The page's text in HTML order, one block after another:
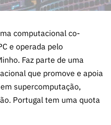
es de I&D
turas
Outros
Apoios
es I&D
Infraestru
turas
Prémios
Outros
Apoios
fins
Media e
Subscrever
Newsletter
Subscrever
Direct Mail
Concursos
de Gestão
LINKS
A FCT em
Números
Acreditaç
ão,
Certificaç
ão e
computacional co-
e operada pelo
Faz parte de uma
que promove e apoia
supercomputação,
Portugal tem uma quota